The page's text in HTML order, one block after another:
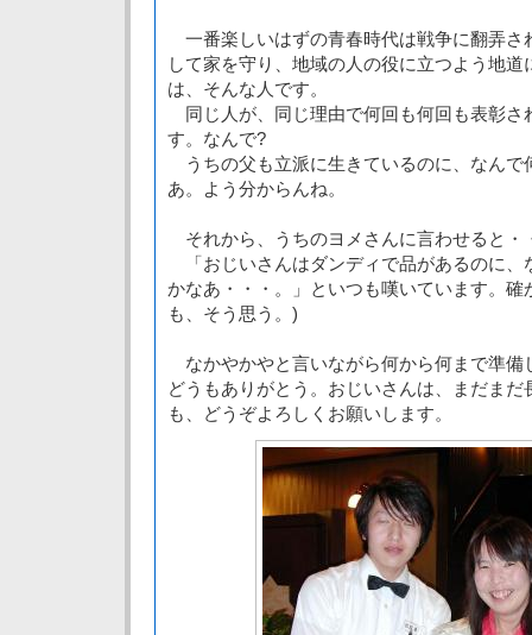
一番楽しいはずの青春時代は戦争に翻弄さ
して家を守り、地域の人の役に立つよう地
は、そんな人です。
同じ人が、同じ理由で何回も何回も表彰さ
す。なんで?
うちの父も立派に生きているのに、なんで
あ。よう分からんね。
それから、うちのヨメさんに言わせると・
「おじいさんはダンディで品があるのに、
かなあ・・・。」といつも嘆いています。確
も、そう思う。)
なかやかやと言いながら何から何まで準備
どうもありがとう。おじいさんは、まだま
も、どうぞよろしくお願いします。